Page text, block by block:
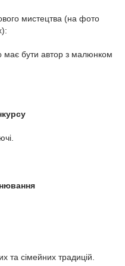
мистецтва (на фото
бути автор з малюнком
та сімейних традицій.